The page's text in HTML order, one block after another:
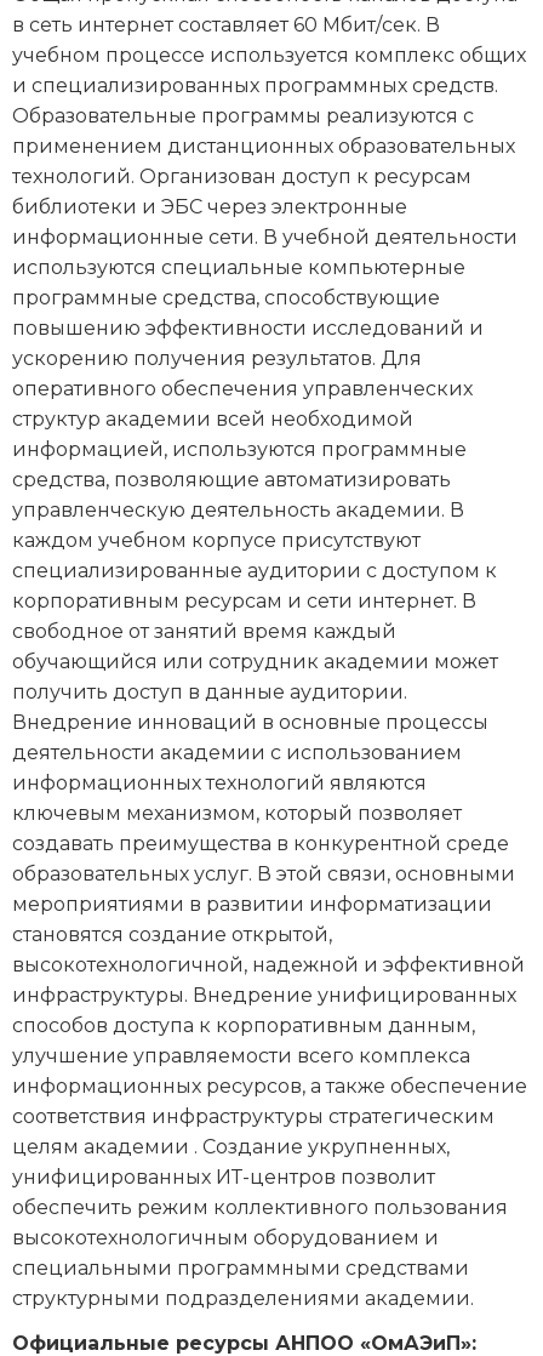
в сеть интернет составляет 60 Мбит/сек. В
учебном процессе используется комплекс общих
и специализированных программных средств.
Образовательные программы реализуются с
применением дистанционных образовательных
технологий. Организован доступ к ресурсам
библиотеки и ЭБС через электронные
информационные сети. В учебной деятельности
используются специальные компьютерные
программные средства, способствующие
повышению эффективности исследований и
ускорению получения результатов. Для
оперативного обеспечения управленческих
структур академии всей необходимой
информацией, используются программные
средства, позволяющие автоматизировать
управленческую деятельность академии. В
каждом учебном корпусе присутствуют
специализированные аудитории с доступом к
корпоративным ресурсам и сети интернет. В
свободное от занятий время каждый
обучающийся или сотрудник академии может
получить доступ в данные аудитории.
Внедрение инноваций в основные процессы
деятельности академии с использованием
информационных технологий являются
ключевым механизмом, который позволяет
создавать преимущества в конкурентной среде
образовательных услуг. В этой связи, основными
мероприятиями в развитии информатизации
становятся создание открытой,
высокотехнологичной, надежной и эффективной
инфраструктуры. Внедрение унифицированных
способов доступа к корпоративным данным,
улучшение управляемости всего комплекса
информационных ресурсов, а также обеспечение
соответствия инфраструктуры стратегическим
целям академии . Создание укрупненных,
унифицированных ИТ-центров позволит
обеспечить режим коллективного пользования
высокотехнологичным оборудованием и
специальными программными средствами
структурными подразделениями академии.
Официальные ресурсы АНПОО «ОмАЭиП»: